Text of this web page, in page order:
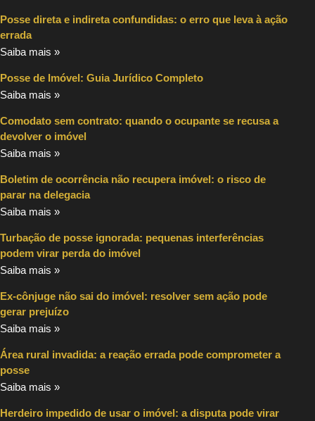
Posse direta e indireta confundidas: o erro que leva à ação
errada
Saiba mais »
Posse de Imóvel: Guia Jurídico Completo
Saiba mais »
Comodato sem contrato: quando o ocupante se recusa a
devolver o imóvel
Saiba mais »
Boletim de ocorrência não recupera imóvel: o risco de
parar na delegacia
Saiba mais »
Turbação de posse ignorada: pequenas interferências
podem virar perda do imóvel
Saiba mais »
Ex-cônjuge não sai do imóvel: resolver sem ação pode
gerar prejuízo
Saiba mais »
Área rural invadida: a reação errada pode comprometer a
posse
Saiba mais »
Herdeiro impedido de usar o imóvel: a disputa pode virar